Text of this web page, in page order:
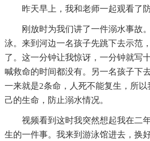
昨天早上，我和老师一起观看了
刚放时为我们讲了一件溺水事故
泳。来到河边一名孩子先跳下去示范
了。这一分钟让我惊讶，一分钟就写
喊救命的时间都没有。另一名孩子下
一来就是2条命，人死不能复生，所以
己的生命，防止溺水情况。
视频看到这时我突然想起我在二
生的一件事。我来到游泳馆进去，换